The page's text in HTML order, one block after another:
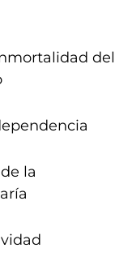
del
la